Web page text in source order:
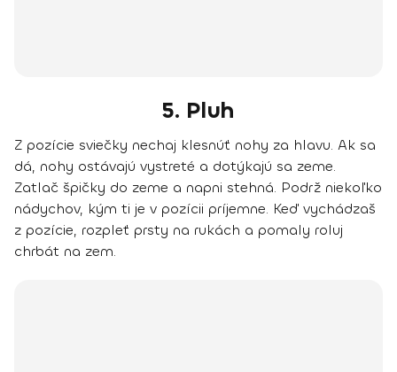
5. Pluh
Z pozície sviečky nechaj klesnúť nohy za hlavu. Ak sa
dá, nohy ostávajú vystreté a dotýkajú sa zeme.
Zatlač špičky do zeme a napni stehná. Podrž niekoľko
nádychov, kým ti je v pozícii príjemne. Keď vychádzaš
z pozície, rozpleť prsty na rukách a pomaly roluj
chrbát na zem.